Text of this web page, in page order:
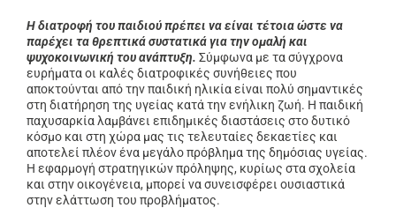
Η διατροφή του παιδιού πρέπει να είναι τέτοια ώστε να
παρέχει τα θρεπτικά συστατικά για την ομαλή και
ψυχοκοινωνική του ανάπτυξη. Σύμφωνα με τα σύγχρονα
ευρήματα οι καλές διατροφικές συνήθειες που
αποκτούνται από την παιδική ηλικία είναι πολύ σημαντικές
στη διατήρηση της υγείας κατά την ενήλικη ζωή. H παιδική
παχυσαρκία λαμβάνει επιδημικές διαστάσεις στο δυτικό
κόσμο και στη χώρα μας τις τελευταίες δεκαετίες και
αποτελεί πλέον ένα μεγάλο πρόβλημα της δημόσιας υγείας.
Η εφαρμογή στρατηγικών πρόληψης, κυρίως στα σχολεία
και στην οικογένεια, μπορεί να συνεισφέρει ουσιαστικά
στην ελάττωση του προβλήματος.